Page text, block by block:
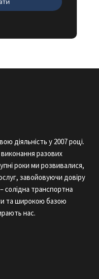
діяльність у 2007 році.
разових
роки ми розвивалися,
завойовуючи довіру
солідна транспортна
та широкою базою
нас.